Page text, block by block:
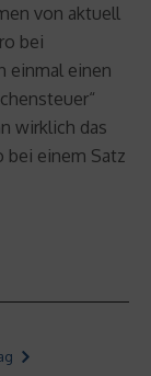
von aktuell
bei
einmal einen
wirklich das
bei einem Satz